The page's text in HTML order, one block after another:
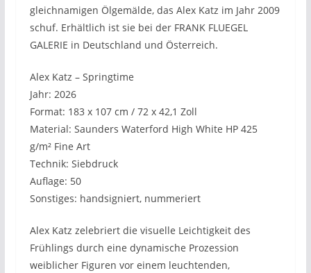
gleichnamigen Ölgemälde, das Alex Katz im Jahr 2009
schuf. Erhältlich ist sie bei der FRANK FLUEGEL
GALERIE in Deutschland und Österreich.
Alex Katz – Springtime
Jahr: 2026
Format: 183 x 107 cm / 72 x 42,1 Zoll
Material: Saunders Waterford High White HP 425
g/m² Fine Art
Technik: Siebdruck
Auflage: 50
Sonstiges: handsigniert, nummeriert
Alex Katz zelebriert die visuelle Leichtigkeit des
Frühlings durch eine dynamische Prozession
weiblicher Figuren vor einem leuchtenden,